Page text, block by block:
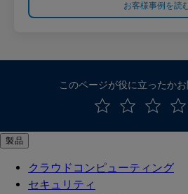
お客様事例を読
このページが役に立ったか
製品
クラウドコンピューティング
セキュリティ